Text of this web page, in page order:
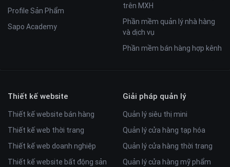
Profile Sản Phẩm
Sapo Academy
trên MXH
Phần mềm quản lý nhà hàng
và dịch vụ
Phần mềm bán hàng hợp kênh
Thiết kế website
Thiết kế website bán hàng
Thiết kế web thời trang
Thiết kế web doanh nghiệp
Thiết kế website bất động sản
Giải pháp quản lý
Quản lý siêu thị mini
Quản lý cửa hàng tạp hóa
Quản lý cửa hàng thời trang
Quản lý cửa hàng mỹ phẩm